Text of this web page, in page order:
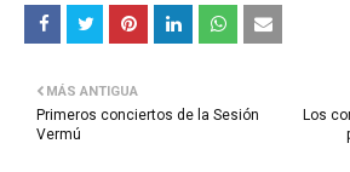
Los
MÁS ANTIGUA
Primeros conciertos de la Sesión
Vermú